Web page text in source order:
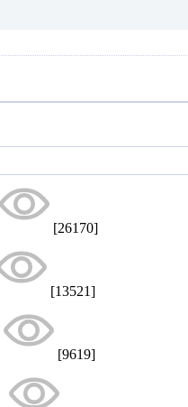
[26170]
[13521]
[9619]